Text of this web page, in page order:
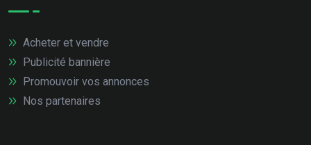
Acheter et vendre
Publicité bannière
Promouvoir vos annonces
Nos partenaires